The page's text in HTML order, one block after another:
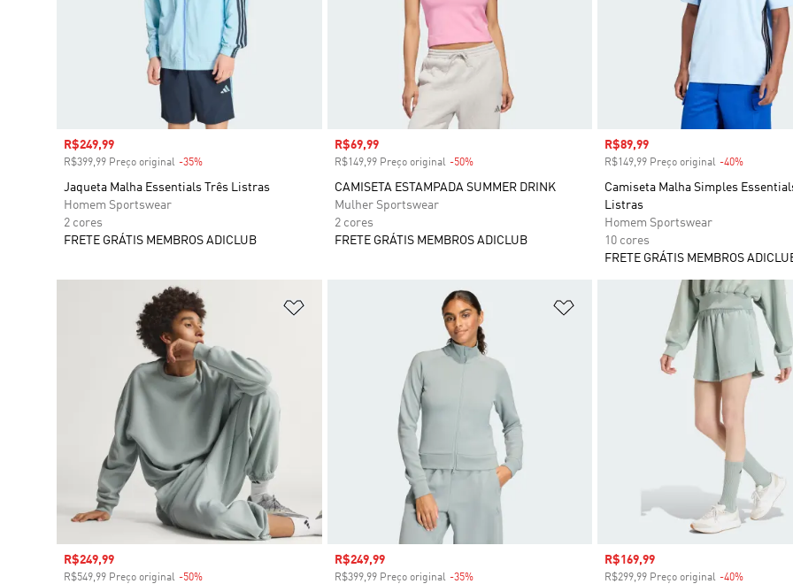
Preço com desconto
R$249,99
R$399,99 Preço original -35%
Jaqueta Malha Essentials Três Listras
Homem Sportswear
2 cores
FRETE GRÁTIS MEMBROS ADICLUB
Preço com desconto
R$69,99
R$149,99 Preço original -50%Desconto
CAMISETA ESTAMPADA SUMMER DRINK
Mulher Sportswear
2 cores
FRETE GRÁTIS MEMBROS ADICLUB
Preço com desconto
R$89,99
R$149,99 Preço original -40%
Camiseta Malha Simples
Listras
Homem Sportswear
10 cores
FRETE GRÁTIS MEMBROS
Adicionar à Lista de Desejos
Preço com desconto
R$249,99
R$549,99 Preço original -50%
Adicionar à Lista de Desejos
Preço com desconto
R$249,99
R$399,99 Preço original -35%Desconto
Preço com desconto
R$169,99
R$299,99 Preço original -40%